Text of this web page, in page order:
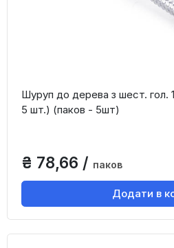
Шуруп до дерева з шест. гол.
5 шт.) (паков - 5шт)
₴ 78,66 / паков
Додати в